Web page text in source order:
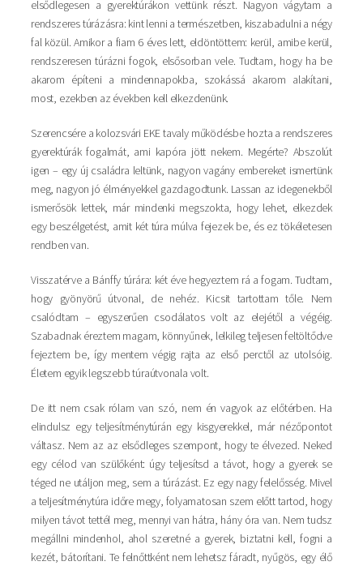
elsődlegesen a gyerektúrákon vettünk részt. Nagyon vágytam a
rendszeres túrázásra: kint lenni a természetben, kiszabadulni a négy
fal közül. Amikor a fiam 6 éves lett, eldöntöttem: kerül, amibe kerül,
rendszeresen túrázni fogok, elsősorban vele. Tudtam, hogy ha be
akarom építeni a mindennapokba, szokássá akarom alakítani,
most, ezekben az években kell elkezdenünk.
Szerencsére a kolozsvári EKE tavaly működésbe hozta a rendszeres
gyerektúrák fogalmát, ami kapóra jött nekem. Megérte? Abszolút
igen – egy új családra leltünk, nagyon vagány embereket ismertünk
meg, nagyon jó élményekkel gazdagodtunk. Lassan az idegenekből
ismerősök lettek, már mindenki megszokta, hogy lehet, elkezdek
egy beszélgetést, amit két túra múlva fejezek be, és ez tökéletesen
rendben van.
Visszatérve a Bánffy túrára: két éve hegyeztem rá a fogam. Tudtam,
hogy gyönyörű útvonal, de nehéz. Kicsit tartottam tőle. Nem
csalódtam – egyszerűen csodálatos volt az elejétől a végéig.
Szabadnak éreztem magam, könnyűnek, lelkileg teljesen feltöltődve
fejeztem be, így mentem végig rajta az első perctől az utolsóig.
Életem egyik legszebb túraútvonala volt.
De itt nem csak rólam van szó, nem én vagyok az előtérben. Ha
elindulsz egy teljesítménytúrán egy kisgyerekkel, már nézőpontot
váltasz. Nem az az elsődleges szempont, hogy te élvezed. Neked
egy célod van szülőként: úgy teljesítsd a távot, hogy a gyerek se
téged ne utáljon meg, sem a túrázást. Ez egy nagy felelősség. Mivel
a teljesítménytúra időre megy, folyamatosan szem előtt tartod, hogy
milyen távot tettél meg, mennyi van hátra, hány óra van. Nem tudsz
megállni mindenhol, ahol szeretné a gyerek, biztatni kell, fogni a
kezét, bátorítani. Te felnőttként nem lehetsz fáradt, nyűgös, egy élő